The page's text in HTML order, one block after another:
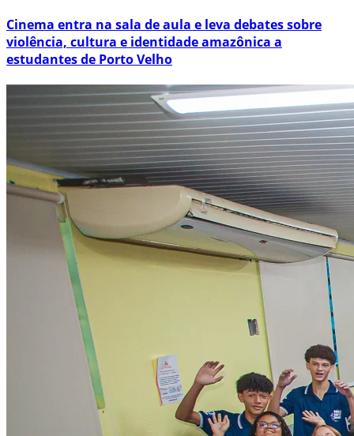
Cinema entra na sala de aula e leva debates sobre
violência, cultura e identidade amazônica a
estudantes de Porto Velho